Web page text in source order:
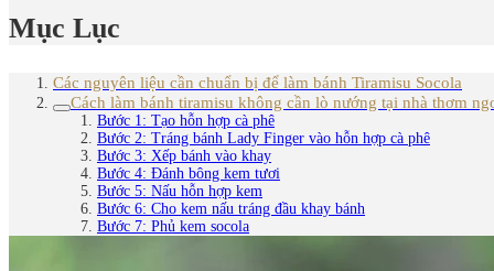
Mục Lục
Các nguyên liệu cần chuẩn bị để làm bánh Tiramisu Socola
Cách làm bánh tiramisu không cần lò nướng tại nhà thơm
Bước 1: Tạo hỗn hợp cà phê
Bước 2: Tráng bánh Lady Finger vào hỗn hợp cà phê
Bước 3: Xếp bánh vào khay
Bước 4: Đánh bông kem tươi
Bước 5: Nấu hỗn hợp kem
Bước 6: Cho kem nấu tráng đầu khay bánh
Bước 7: Phủ kem socola